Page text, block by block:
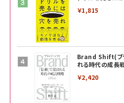
￥1,815
Brand Shift(ブラ
れる時代の成長
￥2,420